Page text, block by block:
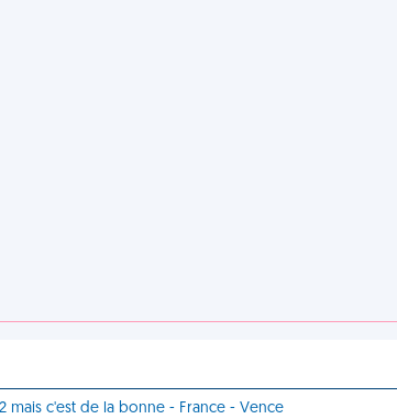
mais c'est de la bonne - France - Vence